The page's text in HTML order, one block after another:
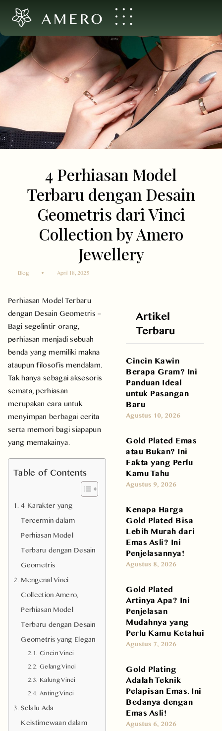
AMERO
4 Perhiasan Model
Terbaru dengan Desain
Geometris dari Vinci
Collection by Amero
Jewellery
Blog April 18, 2025
Perhiasan Model Terbaru
dengan Desain Geometris –
Bagi segelintir orang,
perhiasan menjadi sebuah
benda yang memiliki makna
ataupun filosofis mendalam.
Tak hanya sebagai aksesoris
semata, perhiasan
merupakan cara untuk
menyimpan berbagai cerita
serta memori bagi siapapun
yang memakainya.
Table of Contents
4 Karakter yang
Tercermin dalam
Perhiasan Model
Terbaru dengan Desain
Geometris
Mengenal Vinci
Collection Amero,
Perhiasan Model
Terbaru dengan Desain
Geometris yang Elegan
Cincin Vinci
Gelang Vinci
Kalung Vinci
Anting Vinci
Selalu Ada
Keistimewaan dalam
Artikel
Terbaru
Cincin Kawin
Berapa Gram? Ini
Panduan Ideal
untuk Pasangan
Baru
Agustus 10, 2026
Gold Plated Emas
atau Bukan? Ini
Fakta yang Perlu
Kamu Tahu
Agustus 9, 2026
Kenapa Harga
Gold Plated Bisa
Lebih Murah dari
Emas Asli? Ini
Penjelasannya!
Agustus 8, 2026
Gold Plated
Artinya Apa? Ini
Penjelasan
Mudahnya yang
Perlu Kamu Ketahui
Agustus 7, 2026
Gold Plating
Adalah Teknik
Pelapisan Emas. Ini
Bedanya dengan
Emas Asli!
Agustus 6, 2026